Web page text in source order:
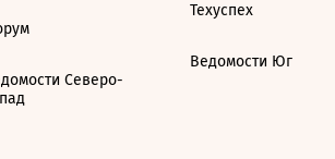
Северо-
Техуспех
Ведомости Юг